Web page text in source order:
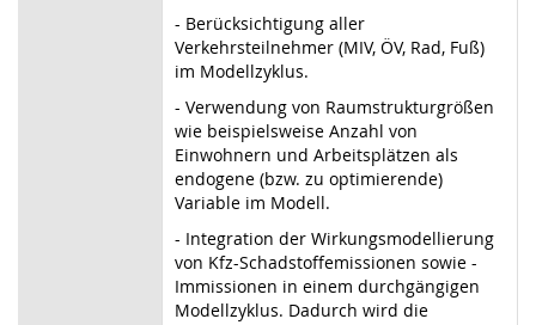
- Berücksichtigung aller
Verkehrsteilnehmer (MIV, ÖV, Rad, Fuß)
im Modellzyklus.
- Verwendung von Raumstrukturgrößen
wie beispielsweise Anzahl von
Einwohnern und Arbeitsplätzen als
endogene (bzw. zu optimierende)
Variable im Modell.
- Integration der Wirkungsmodellierung
von Kfz-Schadstoffemissionen sowie -
Immissionen in einem durchgängigen
Modellzyklus. Dadurch wird die